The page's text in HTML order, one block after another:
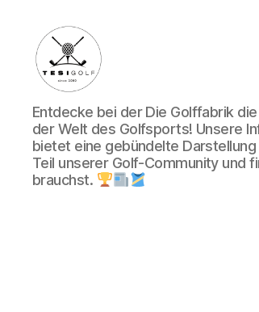
Die
Golffabrik
-
Deine
Plattform
Entdecke bei der Die Golffabrik
der Welt des Golfsports! Unsere
bietet eine gebündelte
Teil unserer Golf-Community und
brauchst.